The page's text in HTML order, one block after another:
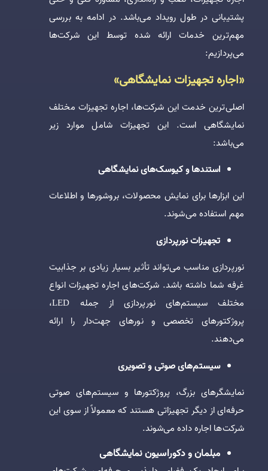
پشتیبانی در طول رویداد می‌باشد. در ادامه به بررسی
مهم‌ترین خدمات ارائه شده توسط این شرکت‌ها
می‌پردازیم:
«اجاره تجهیزات نمایشگاهی»
اصلی‌ترین خدمت این شرکت‌ها، اجاره تجهیزات مختلف
نمایشگاهی است. این تجهیزات شامل موارد زیر
می‌باشد:
استندها و کیوسک‌های نمایشگاهی
این ابزارها برای نمایش محصولات، بروشورها و اطلاعات
مهم استفاده می‌شوند.
تجهیزات نورپردازی
نورپردازی مناسب می‌تواند تأثیر بسیار زیادی بر جذابیت
غرفه شما داشته باشد. شرکت‌های اجاره تجهیزات انواع
مختلف سیستم‌های نورپردازی از جمله LED،
پروژکتورهای تخصصی و نورهای جهت‌دار را ارائه
می‌دهند.
سیستم‌های صوتی و تصویری
نمایشگرهای بزرگ، پروژکتورها و سیستم‌های صوتی
حرفه‌ای از دیگر تجهیزاتی هستند که معمولاً از سوی این
شرکت‌ها اجاره داده می‌شوند.
مبلمان و دکوراسیون نمایشگاهی